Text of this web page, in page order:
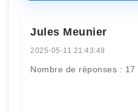
Jules Meunier
2025-05-11 21:43:49
Nombre de réponses : 17